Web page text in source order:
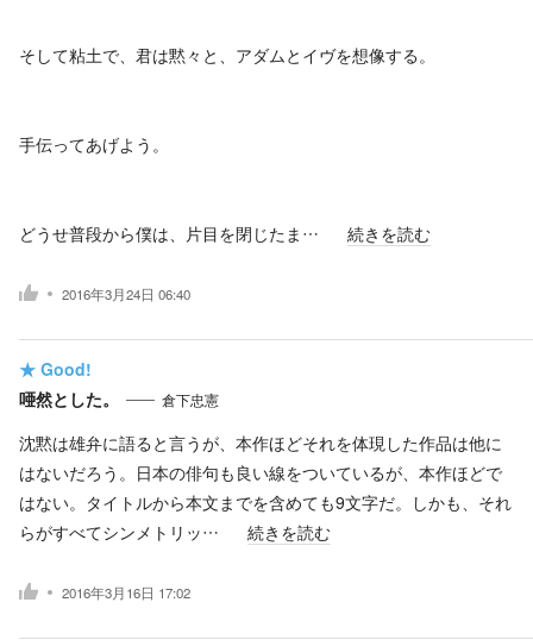
そして粘土で、君は黙々と、アダムとイヴを想像する。
手伝ってあげよう。
どうせ普段から僕は、片目を閉じたま… 続きを読む
2016年3月24日 06:40
★ Good!
唖然とした。
倉下忠憲
沈黙は雄弁に語ると言うが、本作ほどそれを体現した作品は他に
はないだろう。日本の俳句も良い線をついているが、本作ほどで
はない。タイトルから本文までを含めても9文字だ。しかも、それ
らがすべてシンメトリッ…
続きを読む
2016年3月16日 17:02